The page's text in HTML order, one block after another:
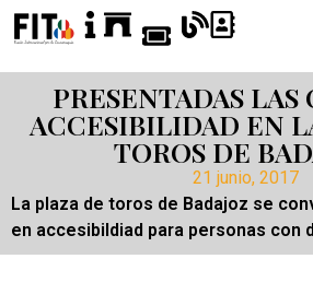
PRESENTADAS LAS
ACCESIBILIDAD EN
TOROS DE
21 junio, 2017
La plaza de toros de Badajoz se
en accesibildiad para personas con